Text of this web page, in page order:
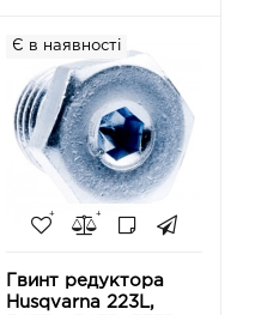
Є в наявності
Гвинт редуктора
Husqvarna 223L,